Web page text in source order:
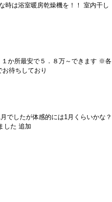
時は浴室暖房乾燥機を！！ 室内干し
か所最安で５．８万～できます ※各
待ちしており
したが体感的には1月くらいかな？
した 追加